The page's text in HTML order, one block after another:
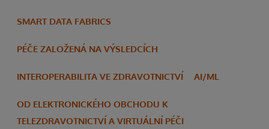
SMART DATA FABRICS
PÉČE ZALOŽENÁ NA VÝSLEDCÍCH
INTEROPERABILITA VE ZDRAVOTNICTVÍ AI/ML
OD ELEKTRONICKÉHO OBCHODU K
TELEZDRAVOTNICTVÍ A VIRTUÁLNÍ PÉČI